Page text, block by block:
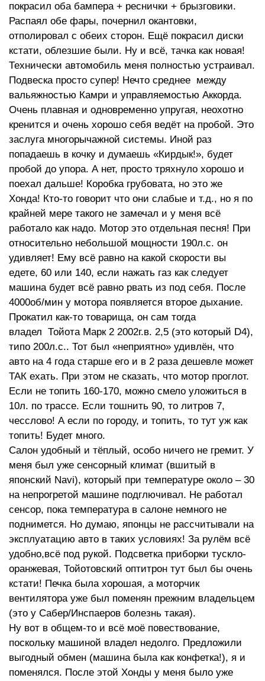
покрасил оба бампера + реснички + брызговики.
Распаял обе фары, почернил окантовки,
отполировал с обеих сторон. Ещё покрасил диски
кстати, облезшие были. Ну и всё, тачка как новая!
Технически автомобиль меня полностью устраивал.
Подвеска просто супер! Нечто среднее между
вальяжностью Камри и управляемостью Аккорда.
Очень плавная и одновременно упругая, неохотно
кренится и очень хорошо себя ведёт на пробой. Это
заслуга многорычажной системы. Иной раз
попадаешь в кочку и думаешь «Кирдык!», будет
пробой до упора. А нет, просто тряхнуло хорошо и
поехал дальше! Коробка грубовата, но это же
Хонда! Кто-то говорит что они слабые и т.д., но я по
крайней мере такого не замечал и у меня всё
работало как надо. Мотор это отдельная песня! При
относительно небольшой мощности 190л.с. он
удивляет! Ему всё равно на какой скорости вы
едете, 60 или 140, если нажать газ как следует
машина будет всё равно рвать из под себя. После
4000об/мин у мотора появляется второе дыхание.
Прокатил как-то товарища, он сам тогда
владел Тойота Марк 2 2002г.в. 2,5 (это который D4),
типо 200л.с.. Тот был «неприятно» удивлён, что
авто на 4 года старше его и в 2 раза дешевле может
ТАК ехать. При этом не сказать, что мотор проглот.
Если не топить 160-170, можно смело уложиться в
10л. по трассе. Если тошнить 90, то литров 7,
чесслово! А если по городу, и топить, то тут уж как
топить! Будет много.
Салон удобный и тёплый, особо ничего не гремит. У
меня был уже сенсорный климат (вшитый в
японский Navi), который при температуре около – 30
на непрогретой машине подглючивал. Не работал
сенсор, пока температура в салоне немного не
поднимется. Но думаю, японцы не рассчитывали на
эксплуатацию авто в таких условиях! За рулём всё
удобно,всё под рукой. Подсветка приборки тускло-
оранжевая, Тойотовский оптитрон тут был бы очень
кстати! Печка была хорошая, а моторчик
вентилятора уже был поменян прежним владельцем
(это у Сабер/Инспаеров болезнь такая).
Ну вот в общем-то и всё моё повествование,
поскольку машиной владел недолго. Предложили
выгодный обмен (машина была как конфетка!), я и
поменялся. После этой Хонды у меня было уже